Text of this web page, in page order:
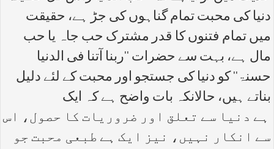
دنیا کی محبت تمام گناہوں کی جڑ ہے، حقیقت
میں تمام فتنوں کا قدر مشترک حب جاہ یا حب
مال ہے، بہت سے حضرات ''ربنا آتنا فی الدنیا
حسنۃ'' کو دنیا کی جستجو اور محبت کے لئے دلیل
بناتے ہیں، حالانکہ بات واضح ہے کہ ایک
ہے دنیا سے تعلق اور ضروریات کا حصول، اس
سے انکار نہیں، نیز ایک ہے طبعی محبت جو